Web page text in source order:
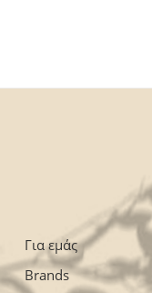
Για εμάς
Brands